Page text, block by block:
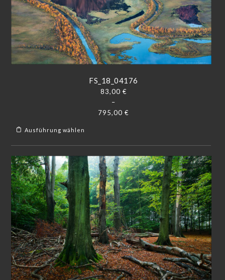
FS_18_04176
83,00 €
–
795,00 €
Ausführung wählen